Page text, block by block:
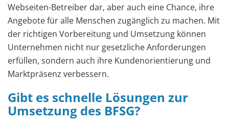
Webseiten-Betreiber dar, aber auch eine Chance, ihre
Angebote für alle Menschen zugänglich zu machen. Mit
der richtigen Vorbereitung und Umsetzung können
Unternehmen nicht nur gesetzliche Anforderungen
erfüllen, sondern auch ihre Kundenorientierung und
Marktpräsenz verbessern.
Gibt es schnelle Lösungen zur
Umsetzung des BFSG?